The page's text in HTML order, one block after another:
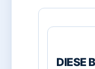
DIESE